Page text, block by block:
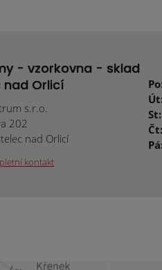
- vzorkovna - sklad
nad Orlicí
s.r.o.
202
nad Orlicí
kontakt
St:
Čt: